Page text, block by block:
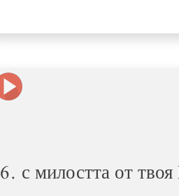
6. с милостта от